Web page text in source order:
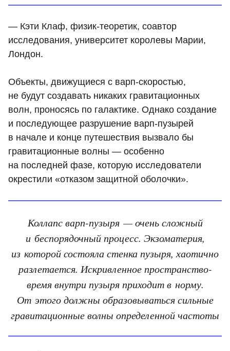
— Кэти Клаф, физик-теоретик, соавтор
исследования, университет королевы Марии,
Лондон.
Объекты, движущиеся с варп-скоростью,
не будут создавать никаких гравитационных
волн, проносясь по галактике. Однако создание
и последующее разрушение варп-пузырей
в начале и конце путешествия вызвало бы
гравитационные волны — особенно
на последней фазе, которую исследователи
окрестили «отказом защитной оболочки».
Коллапс варп-пузыря — очень сложный
и беспорядочный процесс. Экзоматерия,
из которой состояла стенка пузыря, хаотично
разлетается. Искривленное пространство-
время внутри пузыря приходит в норму.
От этого должны образовываться сильные
гравитационные волны определенной частоты